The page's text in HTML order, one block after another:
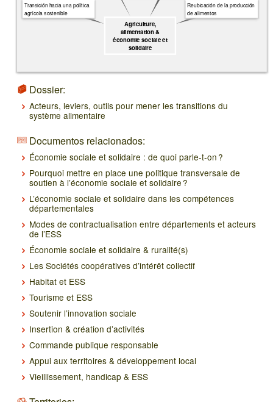
Agriculture,
alimentation &
économie sociale et
solidaire
Reubicación de la producción
de alimentos
Transición hacia una política
agrícola sostenible
Dossier:
Acteurs, leviers, outils pour mener les transitions du
système alimentaire
Documentos relacionados:
Économie sociale et solidaire : de quoi parle-t-on ?
Pourquoi mettre en place une politique transversale de
soutien à l’économie sociale et solidaire ?
L’économie sociale et solidaire dans les compétences
départementales
Modes de contractualisation entre départements et acteurs
de l’ESS
Économie sociale et solidaire & ruralité(s)
Les Sociétés coopératives d’intérêt collectif
Habitat et ESS
Tourisme et ESS
Soutenir l’innovation sociale
Insertion & création d’activités
Commande publique responsable
Appui aux territoires & développement local
Vieillissement, handicap & ESS